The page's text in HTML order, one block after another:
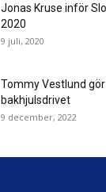
Jonas Kruse inför
2020
9 juli, 2020
Tommy Vestlund
bakhjulsdrivet
9 december, 2022